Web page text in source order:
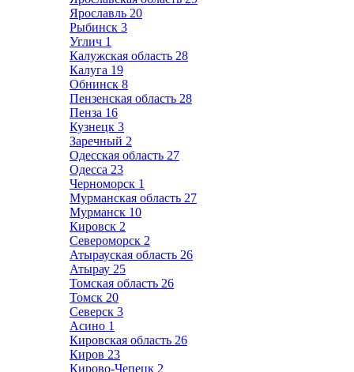
Ярославль 20
Рыбинск 3
Углич 1
Калужская область 28
Калуга 19
Обнинск 8
Пензенская область 28
Пенза 16
Кузнецк 3
Заречный 2
Одесская область 27
Одесса 23
Черноморск 1
Мурманская область 27
Мурманск 10
Кировск 2
Североморск 2
Атырауская область 26
Атырау 25
Томская область 26
Томск 20
Северск 3
Асино 1
Кировская область 26
Киров 23
Кирово-Чепецк 2